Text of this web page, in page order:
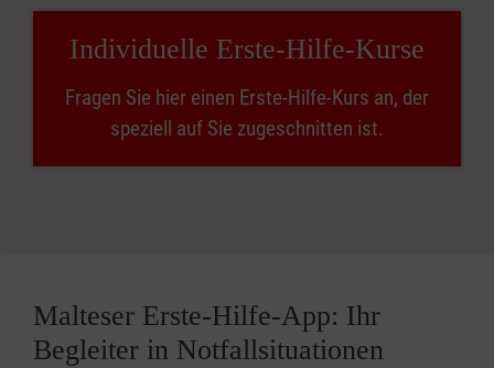
Individuelle Erste-Hilfe-Kurse
Fragen Sie hier einen Erste-Hilfe-Kurs an, der
speziell auf Sie zugeschnitten ist.
Malteser Erste-Hilfe-App: Ihr
Begleiter in Notfallsituationen